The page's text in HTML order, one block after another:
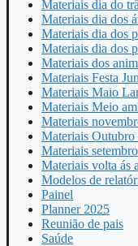
Materiais dia do
Materiais dia dos
Materiais dia dos
Materiais dia dos
Materiais dos
Materiais Festa
Materiais Maio
Materiais Meio
Materiais
Materiais Outubro
Materiais
Materiais volta ás
Modelos de
Painel
Planner 2025
Reunião de pais
Saúde